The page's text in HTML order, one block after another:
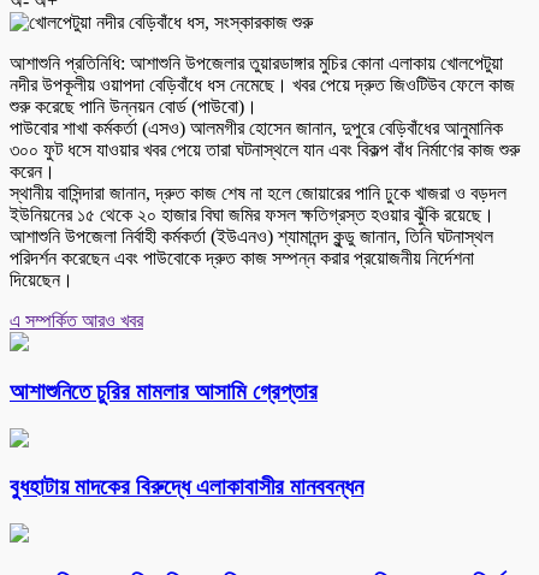
আশাশুনি প্রতিনিধি: আশাশুনি উপজেলার তুয়ারডাঙ্গার মুচির কোনা এলাকায় খোলপেটুয়া
নদীর উপকূলীয় ওয়াপদা বেড়িবাঁধে ধস নেমেছে। খবর পেয়ে দ্রুত জিওটিউব ফেলে কাজ
শুরু করেছে পানি উন্নয়ন বোর্ড (পাউবো)।
পাউবোর শাখা কর্মকর্তা (এসও) আলমগীর হোসেন জানান, দুপুরে বেড়িবাঁধের আনুমানিক
৩০০ ফুট ধসে যাওয়ার খবর পেয়ে তারা ঘটনাস্থলে যান এবং বিকল্প বাঁধ নির্মাণের কাজ শুরু
করেন।
স্থানীয় বাসিন্দারা জানান, দ্রুত কাজ শেষ না হলে জোয়ারের পানি ঢুকে খাজরা ও বড়দল
ইউনিয়নের ১৫ থেকে ২০ হাজার বিঘা জমির ফসল ক্ষতিগ্রস্ত হওয়ার ঝুঁকি রয়েছে।
আশাশুনি উপজেলা নির্বাহী কর্মকর্তা (ইউএনও) শ্যামানন্দ কুন্ডু জানান, তিনি ঘটনাস্থল
পরিদর্শন করেছেন এবং পাউবোকে দ্রুত কাজ সম্পন্ন করার প্রয়োজনীয় নির্দেশনা
দিয়েছেন।
এ সম্পর্কিত আরও খবর
আশাশুনিতে চুরির মামলার আসামি গ্রেপ্তার
বুধহাটায় মাদকের বিরুদ্ধে এলাকাবাসীর মানববন্ধন